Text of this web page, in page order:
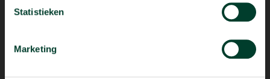
Statistieken
Marketing